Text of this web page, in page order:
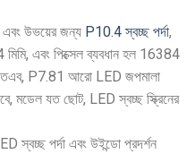
উভয়ের জন্য P10.4 স্বচ্ছ পর্দা,
এবং পিক্সেল ব্যবধান হল 16384
P7.81 আরো LED জপমালা
মডেল যত ছোট, LED স্বচ্ছ স্ক্রিনের
স্বচ্ছ পর্দা এবং উইন্ডো প্রদর্শন